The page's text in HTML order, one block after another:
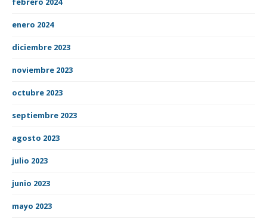
enero 2024
diciembre 2023
noviembre 2023
octubre 2023
septiembre 2023
agosto 2023
julio 2023
junio 2023
mayo 2023